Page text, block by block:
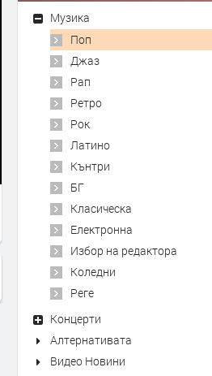
Музика
Поп
Джаз
Рап
Ретро
Рок
Латино
Кънтри
БГ
Класическа
Електронна
Избор на редактора
Коледни
Реге
Концерти
Алтернативата
Видео Новини